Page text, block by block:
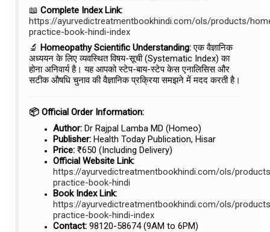
📖 Complete Index Link:
https://ayurvedictreatmentbookhindi.com/ols/products/
practice-book-hindi-index
🔬 Homeopathy Scientific Understanding:एक वैज्ञानिक
अध्ययन के लिए व्यवस्थित विषय-सूची (Systematic Index) का
होना अनिवार्य है। यह आपको स्टेप-बाय-स्टेप केस एनालिसिस और
सटीक औषधि चुनाव की वैज्ञानिक प्रक्रिया समझने में मदद करती है।
📦 Official Order Information:
Author: Dr Rajpal Lamba MD (Homeo)
Publisher: Health Today Publication, Hisar
Price: ₹650 (Including Delivery)
Official Website Link:
https://ayurvedictreatmentbookhindi.com/ols/
practice-book-hindi
Book Index Link:
https://ayurvedictreatmentbookhindi.com/ols/
practice-book-hindi-index
Contact: 98120-58674 (9AM to 6PM)